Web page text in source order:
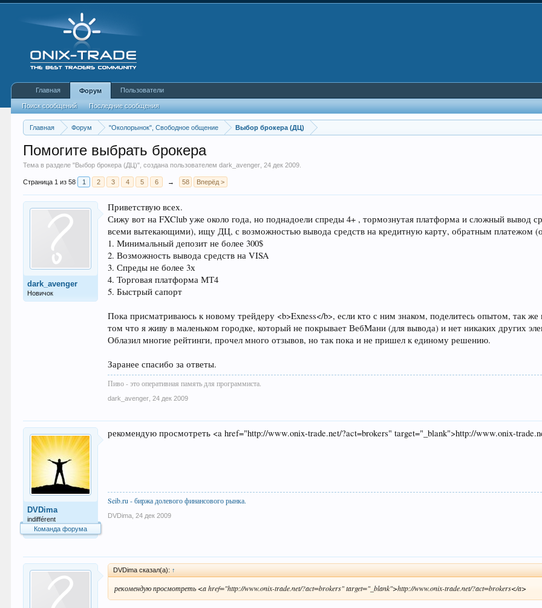
Главная Форум "Околорынок", Свободное общение Выбор брокера (ДЦ)
Помогите выбрать брокера
Тема в разделе "Выбор брокера (ДЦ)", создана пользователемdark_avenger ,24 дек 2009
Страница 1 из 58 1 2 3 4 5 6 → 58 Вперёд >
dark_avenger
Новичок
Приветствую всех.
Сижу вот на FXClub уже около года, но поднадоели спреды 4+ , тормознутая платформа и сложный вывод
всеми вытекающими), ищу ДЦ, с возможностью вывода средств на кредитную карту, обратным платежом
1. Минимальный депозит не более 300$
2. Возможность вывода средств на VISA
3. Спреды не более 3х
4. Торговая платформа МТ4
5. Быстрый сапорт
Пока присматриваюсь к новому трейдеру <b>Exness</b>, если кто с ним знаком, поделитесь опытом, так
том что я живу в маленьком городке, который не покрывает ВебМани (для вывода) и нет никаких других
Облазил многие рейтинги, прочел много отзывов, но так пока и не пришел к единому решению.
Заранее спасибо за ответы.
Пиво - это оперативная память для программиста.
dark_avenger 24 дек 2009
DVDima
indifférent
Команда форума
рекомендую просмотреть <a href="http://www.onix-trade.net/?act=brokers" target="_blank">http://www.onix-
Seib.ru - биржа долевого финансового рынка.
DVDima 24 дек 2009
DVDima сказал(а): ↑
рекомендую просмотреть <a href="http://www.onix-trade.net/?act=brokers" target="_blank">http://www.onix-trade.net/?act=brokers</a>
Главная Форум
Поиск сообщений Последние сообщения
Пользователи